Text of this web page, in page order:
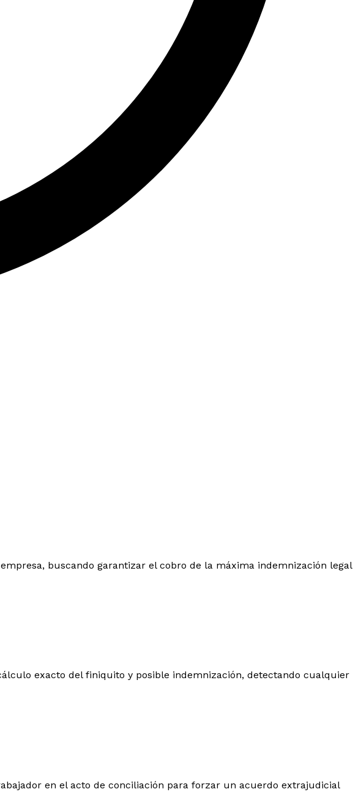
buscando garantizar el cobro de la máxima indemnización legal
exacto del finiquito y posible indemnización, detectando cualquier
en el acto de conciliación para forzar un acuerdo extrajudicial